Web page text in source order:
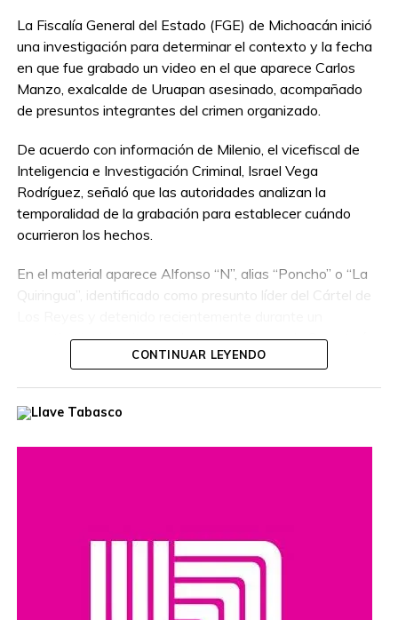
La Fiscalía General del Estado (FGE) de Michoacán inició
una investigación para determinar el contexto y la fecha
en que fue grabado un video en el que aparece Carlos
Manzo, exalcalde de Uruapan asesinado, acompañado
de presuntos integrantes del crimen organizado.
De acuerdo con información de Milenio, el vicefiscal de
Inteligencia e Investigación Criminal, Israel Vega
Rodríguez, señaló que las autoridades analizan la
temporalidad de la grabación para establecer cuándo
ocurrieron los hechos.
En el material aparece Alfonso “N”, alias “Poncho” o “La
Quiringua”, identificado como presunto líder del Cártel de
operativo interinstitucional encabezado por la Secretaría
de la Defensa Nacional.
Unidos, que habían ofrecido una recompensa de hasta
CONTINUAR LEYENDO